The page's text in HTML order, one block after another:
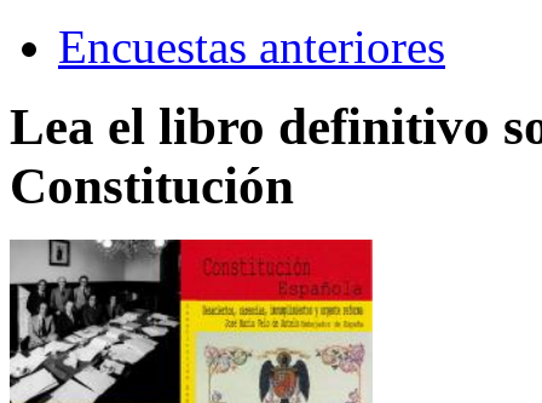
Encuestas anteriores
Lea el libro definitivo
Constitución